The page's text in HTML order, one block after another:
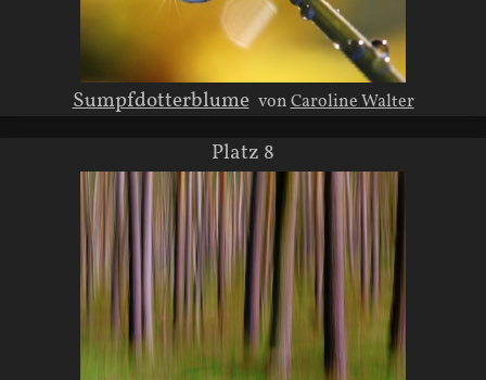
Sumpfdotterblume vonCaroline Walter
Platz 8